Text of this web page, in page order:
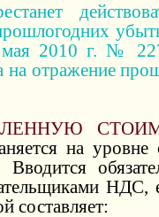
мая 2010 г. №
на отражение
на
составляет: